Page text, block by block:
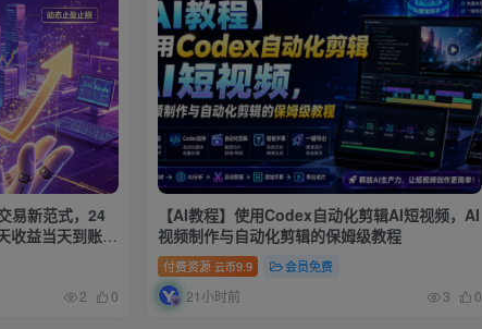
易新范式，24
收益当天到账，
由【揭秘】
2 0
【AI教程】使用Codex自动化剪辑AI短视频，AI
视频制作与自动化剪辑的保姆级教程
付费资源 云币9.9 会员免费
21小时前 3 0